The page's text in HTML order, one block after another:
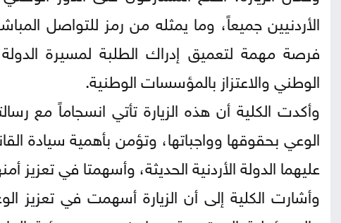
الأردنيين جميعاً، وما يمثله من رمز للتواصل
فرصة مهمة لتعميق إدراك الطلبة لمسيرة الدولة
الوطني والاعتزاز بالمؤسسات الوطنية.
وأكدت الكلية أن هذه الزيارة تأتي انسجاماً مع
الوعي بحقوقها وواجباتها، وتؤمن بأهمية سيادة
عليهما الدولة الأردنية الحديثة، وأسهمتا في تعزيز
وأشارت الكلية إلى أن الزيارة أسهمت في تعزيز